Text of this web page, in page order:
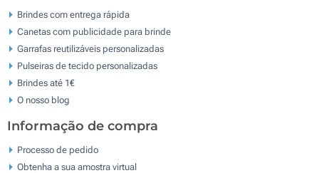
Brindes com entrega rápida
Canetas com publicidade para brinde
Garrafas reutilizáveis personalizadas
Pulseiras de tecido personalizadas
Brindes até 1€
O nosso blog
Informação de compra
Processo de pedido
Obtenha a sua amostra virtual